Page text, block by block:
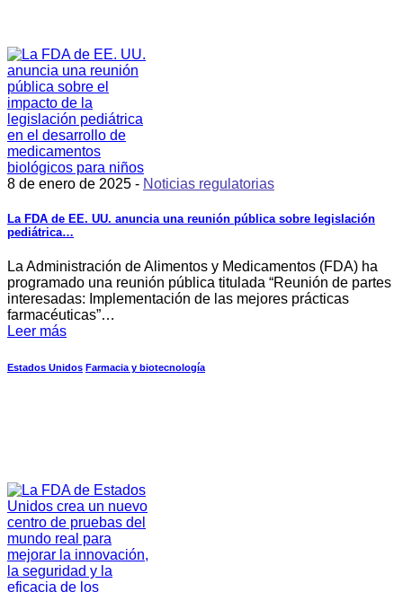
8 de enero de 2025 - Noticias regulatorias
La FDA de EE. UU. anuncia una reunión pública sobre legislación
pediátrica…
La Administración de Alimentos y Medicamentos (FDA) ha
programado una reunión pública titulada “Reunión de partes
interesadas: Implementación de las mejores prácticas
farmacéuticas”…
Leer más
Estados Unidos Farmacia y biotecnología